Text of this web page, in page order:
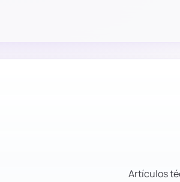
Artículos